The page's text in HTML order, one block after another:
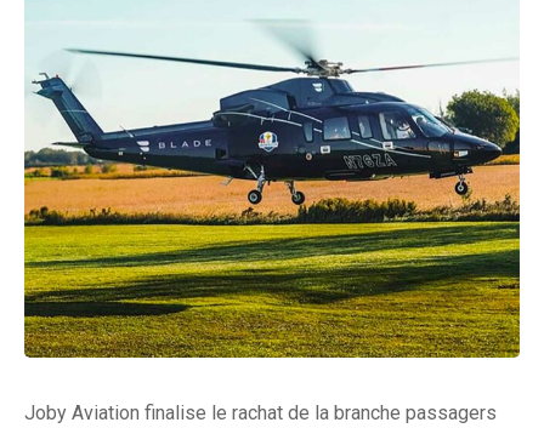
Joby Aviation finalise le rachat de la branche passagers